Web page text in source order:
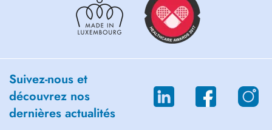
Suivez-nous et
découvrez nos
dernières actualités